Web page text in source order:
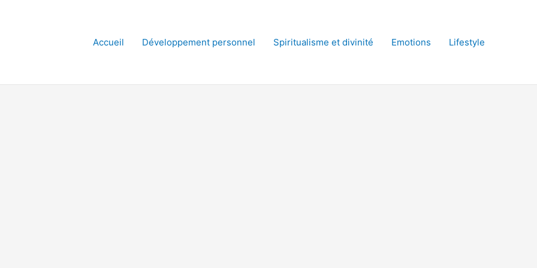
Accueil Développement personnel Spiritualisme et divinité Emotions Lifestyle